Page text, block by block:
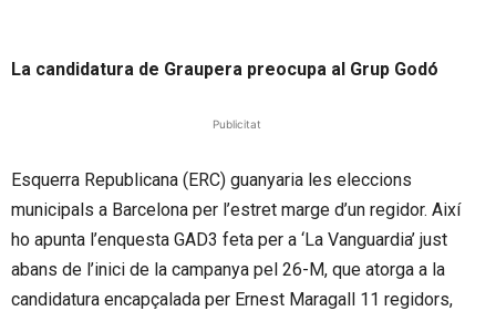
La candidatura de Graupera preocupa al Grup Godó
Publicitat
Esquerra Republicana (ERC) guanyaria les eleccions
municipals a Barcelona per l’estret marge d’un regidor. Així
ho apunta l’enquesta GAD3 feta per a ‘La Vanguardia’ just
abans de l’inici de la campanya pel 26-M, que atorga a la
candidatura encapçalada per Ernest Maragall 11 regidors,